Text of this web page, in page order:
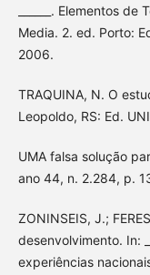
______. Elementos
Media. 2. ed. Porto:
2006.
TRAQUINA, N. O
Leopoldo, RS: Ed.
UMA falsa solução
ano 44, n. 2.284, p.
ZONINSEIS, J.;
desenvolvimento. In:
experiências